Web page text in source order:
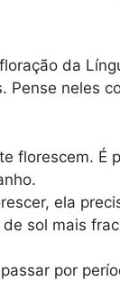
da
neles
florescem. É
ela
sol mais
por